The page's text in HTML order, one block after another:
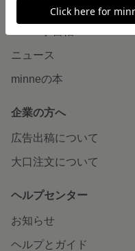
minneとものづくりと
ニュース
minneの本
企業の方へ
広告出稿について
大口注文について
ヘルプセンター
お知らせ
ヘルプとガイド